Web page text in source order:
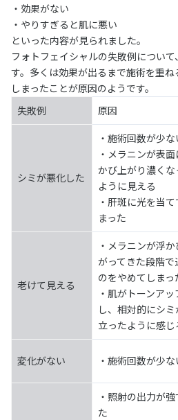
・効果がない
・やりすぎると肌に悪い
といった内容が見られました。
フォトフェイシャルの失敗例につい
す。多くは効果が出るまで施術を重
しまったことが原因のようです。
失敗例
原因
シミが悪化した
・施術回数が少な
・メラニンが表面
かび上がり濃くな
ように見える
・肝斑に光を当て
まった
老けて見える
・メラニンが浮か
がってきた段階で
のをやめてしまっ
・肌がトーンアッ
し、相対的にシミ
立ったように感じ
変化がない ・施術回数が少な
・照射の出力が強
た